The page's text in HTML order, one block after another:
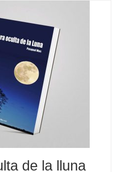
de la lluna